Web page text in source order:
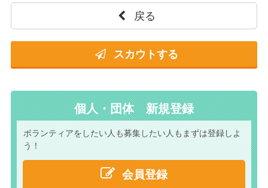
戻る
スカウトする
個人・団体 新規登録
ボランティアをしたい人も募集したい人もまずは登録しよ
う！
会員登録